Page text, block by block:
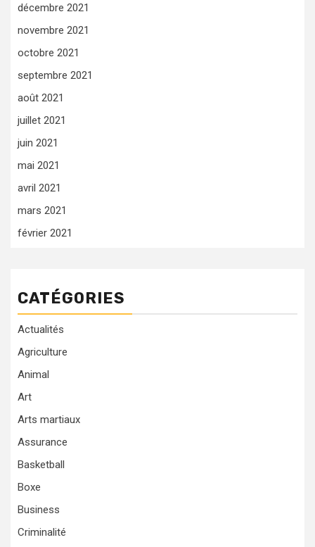
décembre 2021
novembre 2021
octobre 2021
septembre 2021
août 2021
juillet 2021
juin 2021
mai 2021
avril 2021
mars 2021
février 2021
CATÉGORIES
Actualités
Agriculture
Animal
Art
Arts martiaux
Assurance
Basketball
Boxe
Business
Criminalité